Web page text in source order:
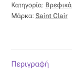
Γκρο
Κατηγορία: Βρεφικά
Μάρκα: Saint Clair
Περιγραφή